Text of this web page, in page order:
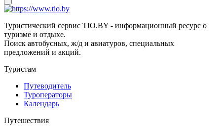
Туристический сервис TIO.BY - информационный ресурс о
туризме и отдыхе.
Поиск автобусных, ж/д и авиатуров, специальных
предложений и акций.
Туристам
Путеводитель
Туроператоры
Календарь
Путешествия